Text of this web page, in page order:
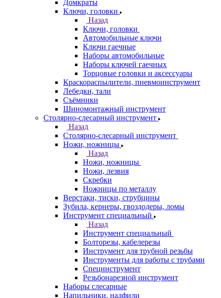
Домкраты
Ключи, головки
Назад
Ключи, головки
Автомобильные ключи
Ключи гаечные
Наборы автомобильные
Наборы ключей гаечных
Торцовые головки и аксессуары
Краскораспылители, пневмоинструмент
Лебедки, тали
Съёмники
Шиномонтажный инструмент
Столярно-слесарный инструмент
Назад
Столярно-слесарный инструмент
Ножи, ножницы
Назад
Ножи, ножницы
Ножи, лезвия
Скребки
Ножницы по металлу
Верстаки, тиски, струбцины
Зубила, кернеры, гвоздодеры, ломы
Инструмент специальный
Назад
Инструмент специальный
Болторезы, кабелерезы
Инструмент для трубной резьбы
Инструменты для работы с трубами
Специнструмент
Резьбонарезной инструмент
Наборы слесарные
Напильники, надфили